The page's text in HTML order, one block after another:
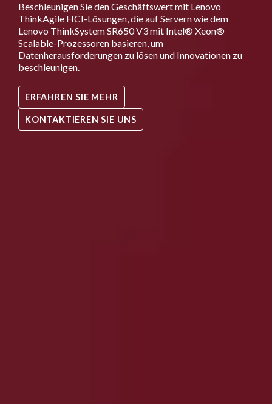
Beschleunigen Sie den Geschäftswert mit Lenovo
ThinkAgile HCI-Lösungen, die auf Servern wie dem
Lenovo ThinkSystem SR650 V3 mit Intel® Xeon®
Scalable-Prozessoren basieren, um
Datenherausforderungen zu lösen und Innovationen zu
beschleunigen.
ERFAHREN SIE MEHR
KONTAKTIEREN SIE UNS